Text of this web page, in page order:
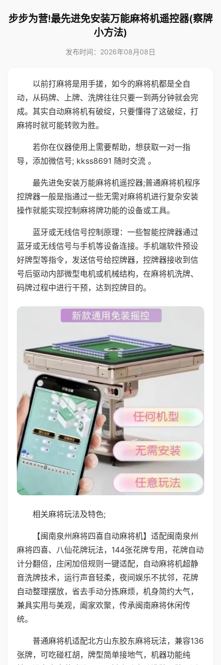
步步为营!最先进免安装万能麻将机遥控器(察牌
小方法)
发布时间：2026年08月08日
以前打麻将是用手搓，如今的麻将机都是全自
动，从码牌、上牌、洗牌往往只要一到两分钟就会完
成。其实自动麻将机有破绽，只要懂得了这破绽，打
麻将时就可能转败为胜。
若你在仪器使用上需要帮助，想获取一对一指
导，添加微信号; kkss8691 随时交流 。
最先进免安装万能麻将机遥控器;普通麻将机程序
控牌器一般是指通过一些无需对麻将机进行复杂安装
操作就能实现控制麻将牌功能的设备或工具。
蓝牙或无线信号控制原理：一些智能控牌器通过
蓝牙或无线信号与手机等设备连接。手机端软件预设
好牌型等指令，发送信号给控牌器，控牌器接收到信
号后驱动内部微型电机或机械结构，在麻将机洗牌、
码牌过程中进行干预，达到控牌目的。
相关麻将玩法及特色;
【闽南泉州麻将四喜自动麻将机】适配闽南泉州
麻将四喜、八仙花牌玩法，144张花牌专用，花牌自动
计分翻倍，庄闲加倍规则一键适配，自动麻将机超静
音洗牌技术，运行声音轻柔，夜间娱乐不扰邻，花牌
自动整理摆放，省去手动分拣麻烦，机身简约大气，
兼具实用与美观，阖家欢聚，传承闽南麻将休闲传
统。
普通麻将机适配北方山东胶东麻将玩法，兼容136
张牌，可吃碰杠胡，牌型简单接地气，机器功能纯